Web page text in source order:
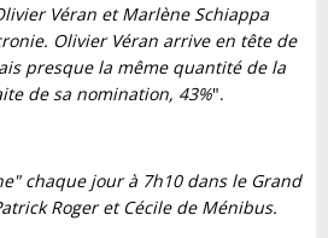
Véran et Marlène Schiappa
Olivier Véran arrive en tête de
presque la même quantité de la
de sa nomination, 43%".
chaque jour à 7h10 dans le Grand
Roger et Cécile de Ménibus.